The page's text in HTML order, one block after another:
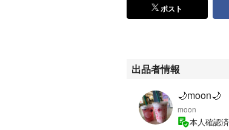
ポスト
出品者情報
🌙moon🌙
moon
本人確認済